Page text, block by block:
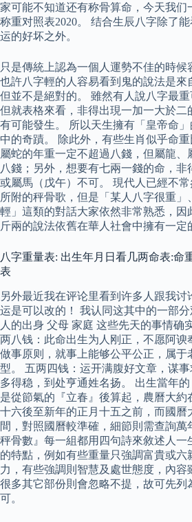
家可能不知道还有称骨算命，今天我们
称重对照表2020。 结合生辰八字除了
运的好坏之外。
只是傳統上認為一個人運勢不佳的時候
也許八字輕的人容易看到鬼的說法是來
但並不是絕對的。 雖然有人說八字最重
但就表格來看，非得出現一加一大於二
有可能發生。 所以天生擁有「皇帝命
中的奇蹟。 除此外，有些生肖似乎命
屬蛇的年重一定不超過八錢，但屬龍、
八錢；另外，想要有七兩一錢的命，非
或屬馬（戊午）不可。 現代人已經不
所附的秤骨歌，但是「某人八字很重」
輕」這類的對話大家依然非常熟悉，因
斤兩的說法依舊在華人社會中擁有一定
八字重量表: 出生年月日看几两命表:命
表
另外最近我在评论里看到许多人跟我讨
运是可以改的！ 我认同这其中的一部
人的出身 父母 家庭 这些先天的事情确
两八钱：此命出生为人刚正，不愿阿谀
做事原则，就事上能够公平公正，属于
型。 五两四钱：运开满腹好文章，谋
多得稳，到处亨通姓名扬。 出生當年的
是從節氣的『立春』後算起，農曆大約
十六後至新年的正月十五之前，而國曆
間，對照國曆較準確，細節則需查詢萬
秤骨數』每一組都用四句詩來敘述人一
的特點，例如有些重量只強調富貴或六
力，有些強調則智慧及處世態度，內容
很多其它部份則會忽略不提，故可先列
可。